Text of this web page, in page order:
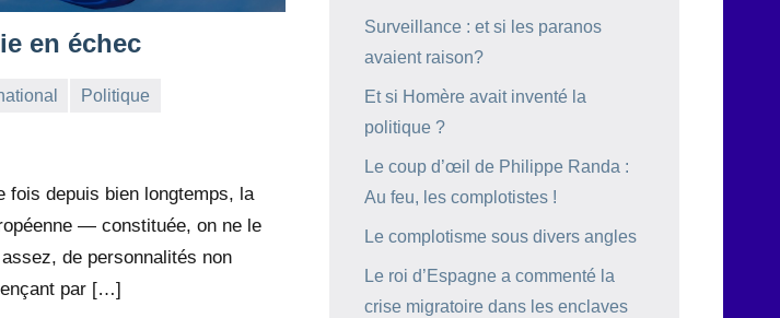
en échec
Politique
fois depuis bien longtemps, la
— constituée, on ne le
de personnalités non
par […]
Surveillance : et si les paranos
avaient raison?
Et si Homère avait inventé la
politique ?
Le coup d’œil de Philippe Randa :
Au feu, les complotistes !
Le complotisme sous divers angles
Le roi d’Espagne a commenté la
crise migratoire dans les enclaves